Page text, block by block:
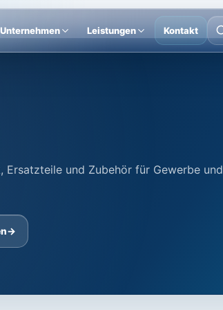
Unternehmen Leistungen Kontakt
und Zubehör für Gewerbe und
→